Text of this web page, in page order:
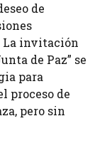
de
La invitación
de Paz” se
para
proceso de
pero sin